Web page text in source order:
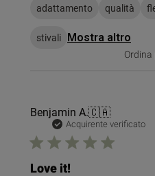
adattamento qualità
stivali Mostra altro
Ordina
Benjamin A.🇨🇦
Acquirente verificato
Love it!